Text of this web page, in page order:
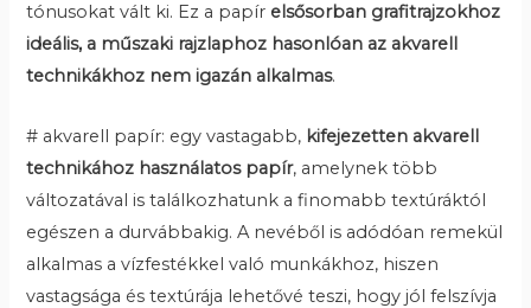
tónusokat vált ki. Ez a papír elsősorban grafitrajzokhoz
ideális, a műszaki rajzlaphoz hasonlóan az akvarell
technikákhoz nem igazán alkalmas.
# akvarell papír: egy vastagabb, kifejezetten akvarell
technikához használatos papír, amelynek több
változatával is találkozhatunk a finomabb textúráktól
egészen a durvábbakig. A nevéből is adódóan remekül
alkalmas a vízfestékkel való munkákhoz, hiszen
vastagsága és textúrája lehetővé teszi, hogy jól felszívja